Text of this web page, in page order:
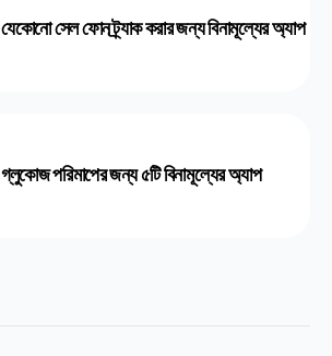
যেকোনো সেল ফোন ট্র্যাক করার জন্য বিনামূল্যের অ্যাপ
গ্লুকোজ পরিমাপের জন্য ৫টি বিনামূল্যের অ্যাপ